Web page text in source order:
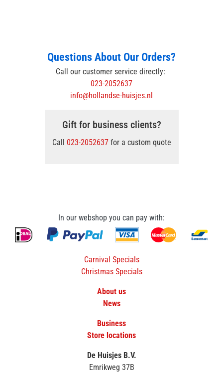
Questions About Our Orders?
Call our customer service directly:
023-2052637
info@hollandse-huisjes.nl
Gift for business clients?
Call 023-2052637for a custom quote
In our webshop you can pay with:
Carnival Specials
Christmas Specials
About us
News
Business
Store locations
De Huisjes B.V.
Emrikweg 37B